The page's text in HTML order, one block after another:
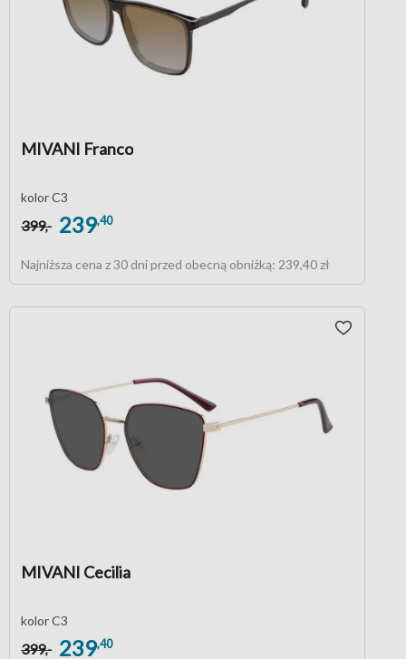
MIVANI Franco
kolor C3
399,- 239,40
Najniższa cena z 30 dni przed obecną obniżką: 239,40 zł
MIVANI Cecilia
kolor C3
399,- 239,40